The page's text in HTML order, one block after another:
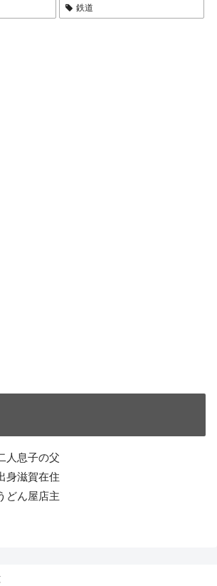
鉄道
人息子の父
身滋賀在住
どん屋店主